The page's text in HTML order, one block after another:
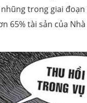
trong giai
65% tài sản của